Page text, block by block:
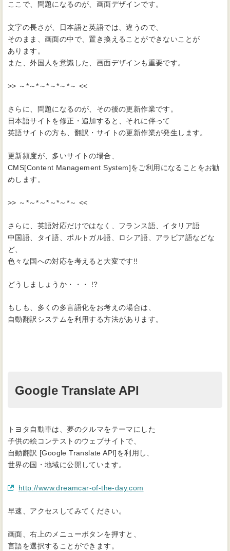
ここで、問題になるのが、画面デザインです。
文字の長さが、日本語と英語では、違うので、
そのまま、画面の中で、置き換えることができないことが
あります。
また、外国人を意識した、画面デザインも重要です。
>> ～*～*～*～*～*～ <<
さらに、問題になるのが、その後の更新作業です。
日本語サイトを修正・追加すると、それに伴って
英語サイトの方も、翻訳・サイトの更新作業が発生します。
更新頻度が、多いサイトの場合、
CMS[Content Management System]をご利用になることをお勧
めします。
>> ～*～*～*～*～*～ <<
さらに、英語対応だけではなく、フランス語、イタリア語
中国語、タイ語、ポルトガル語、ロシア語、アラビア語などな
ど、
色々な国への対応を考えると大変です!!
どうしましょうか・・・ !?
もしも、多くの多言語化をお考えの場合は、
自動翻訳システムを利用する方法があります。
Google Translate API
トヨタ自動車は、夢のクルマをテーマにした
子供の絵コンテストのウェブサイトで、
自動翻訳 [Google Translate API]を利用し、
世界の国・地域に公開しています。
http://www.dreamcar-of-the-day.com
早速、アクセスしてみてください。
画面、右上のメニューボタンを押すと、
言語を選択することができます。